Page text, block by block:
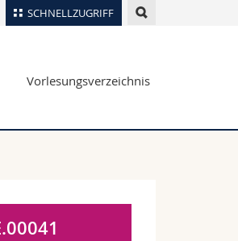
SCHNELLZUGRIFF
Vorlesungsverzeichnis